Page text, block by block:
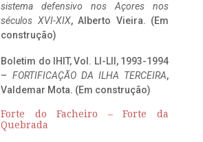
sistema defensivo nos Açores nos
séculos XVI-XIX, Alberto Vieira. (Em
construção)
Boletim do IHIT, Vol. LI-LII, 1993-1994
– FORTIFICAÇÃO DA ILHA TERCEIRA,
Valdemar Mota. (Em construção)
Forte do Facheiro – Forte da
Quebrada